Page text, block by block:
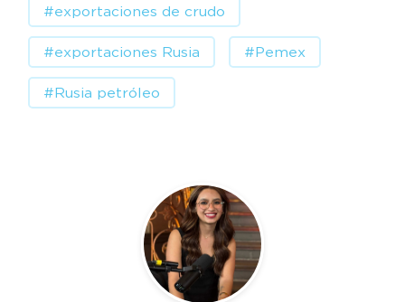
#exportaciones de crudo
#exportaciones Rusia #Pemex
#Rusia petróleo